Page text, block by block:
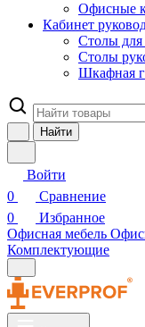
Офисные
Кабинет
Столы для
Столы
Шкафная
Найти
Войти
0
Сравнение
0
Избранное
Офисная мебель
Комплектующие